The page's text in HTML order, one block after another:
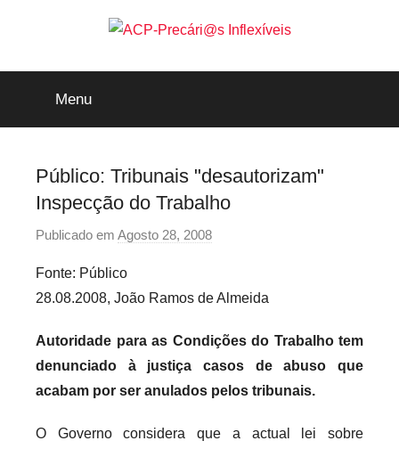
ACP-
Precári@s
Inflexíveis
Menu
Público: Tribunais "desautorizam"
Inspecção do Trabalho
Publicado em Agosto 28, 2008
p
e
c
a
Fonte: Público
28.08.2008, João Ramos de Almeida
Autoridade para as Condições do Trabalho tem
denunciado à justiça casos de abuso que
acabam por ser anulados pelos tribunais.
O Governo considera que a actual lei sobre